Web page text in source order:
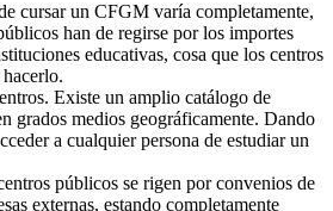
cursar un CFGM varía completamente,
han de regirse por los importes
educativas, cosa que los centros
Existe un amplio catálogo de
grados medios geográficamente. Dando
a cualquier persona de estudiar un
públicos se rigen por convenios de
externas, estando completamente